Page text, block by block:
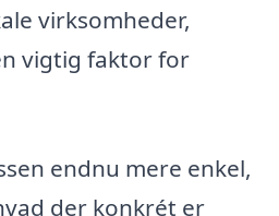
virksomheder,
vigtig faktor for
endnu mere enkel,
der konkrét er